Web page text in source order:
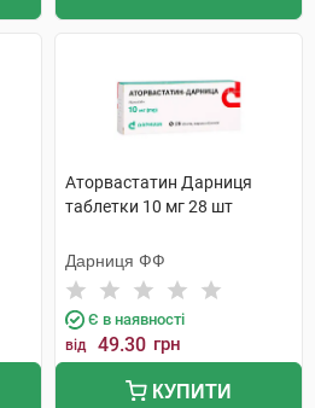
Аторвастатин Дарниця
таблетки 10 мг 28 шт
Дарниця ФФ
Є в наявності
від 49.30 грн
КУПИТИ